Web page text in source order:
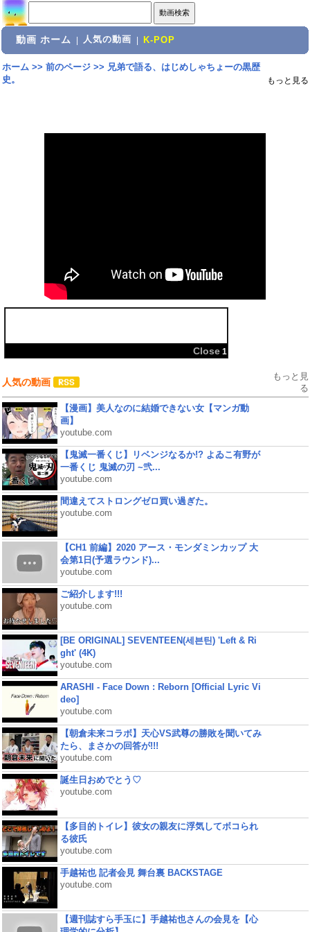
動画 ホーム 人気の動画 K-POP
ホーム>> 前のページ>> 兄弟で語る、はじめしゃちょーの黒歴
史。
もっと見る
人気の動画
もっと見
る
【漫画】美人なのに結婚できない女【マンガ動
画】
youtube.com
【鬼滅一番くじ】リベンジなるか!? よゐこ有野が
一番くじ 鬼滅の刃 ~弐...
youtube.com
間違えてストロングゼロ買い過ぎた。
youtube.com
【CH1 前編】2020 アース・モンダミンカップ 大
会第1日(予選ラウンド)...
youtube.com
ご紹介します!!!
youtube.com
[BE ORIGINAL] SEVENTEEN(세븐틴) 'Left & Ri
ght' (4K)
youtube.com
ARASHI - Face Down : Reborn [Official Lyric Vi
deo]
youtube.com
【朝倉未来コラボ】天心VS武尊の勝敗を聞いてみ
たら、まさかの回答が!!!
youtube.com
誕生日おめでとう♡
youtube.com
【多目的トイレ】彼女の親友に浮気してボコられ
る彼氏
youtube.com
手越祐也 記者会見 舞台裏 BACKSTAGE
youtube.com
【週刊誌すら手玉に】手越祐也さんの会見を【心